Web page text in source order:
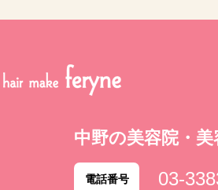
中野の美容院・
電話番号 03-